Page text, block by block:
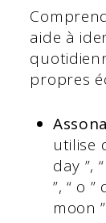
aide à
propres
utilise
day ”,
”, “ o
moon